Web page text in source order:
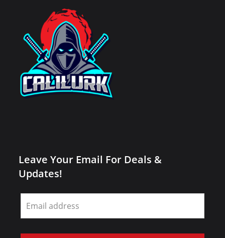
Leave Your Email For Deals &
Updates!
Leave
this
field
blank